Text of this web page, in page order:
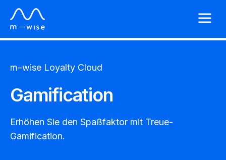
m–wise Loyalty Cloud
Gamification
Erhöhen Sie den Spaßfaktor mit Treue-
Gamification.